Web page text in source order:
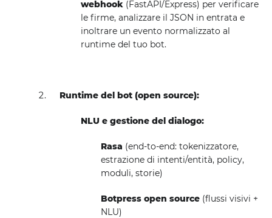
webhook(FastAPI/Express) per verificare
le firme, analizzare il JSON in entrata e
inoltrare un evento normalizzato al
runtime del tuo bot.
Runtime del bot (open source):
NLU e gestione del dialogo:
Rasa (end-to-end: tokenizzatore,
estrazione di intenti/entità, policy,
moduli, storie)
Botpress open source(flussi visivi +
NLU)